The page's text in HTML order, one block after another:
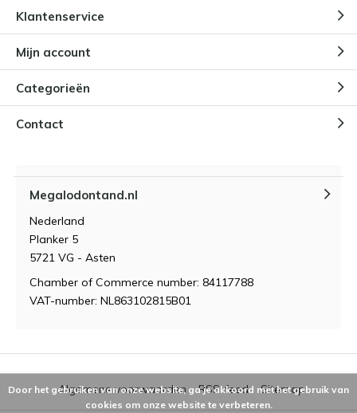
Klantenservice
Mijn account
Categorieën
Contact
Megalodontand.nl
Nederland
Planker 5
5721 VG - Asten
Chamber of Commerce number: 84117788
VAT-number: NL863102815B01
Algemene voorwaarden RSS-feed Sitemap
Door het gebruiken van onze website, ga je akkoord met het gebruik van
cookies om onze website te verbeteren.